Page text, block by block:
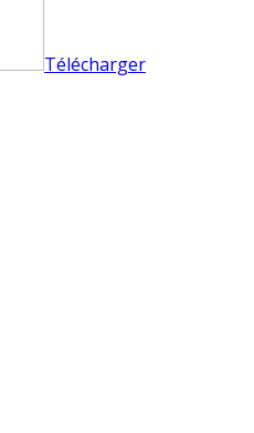
Télécharger